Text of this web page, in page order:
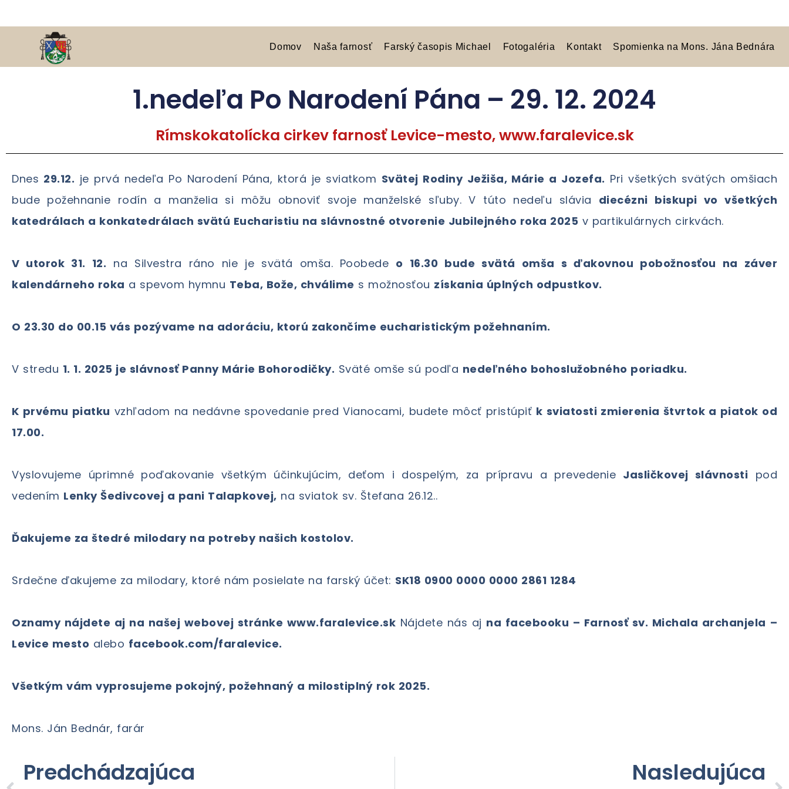
Domov Naša farnosť Farský časopis Michael Fotogaléria Kontakt Spomienka na Mons. Jána Bednára
1.nedeľa Po Narodení Pána – 29. 12. 2024
Rímskokatolícka cirkev farnosť Levice-mesto, www.faralevice.sk
Dnes 29.12. je prvá nedeľa Po Narodení Pána, ktorá je sviatkom Svätej Rodiny Ježiša, Márie a Jozefa. Pri všetkých svätých omšiach
bude požehnanie rodín a manželia si môžu obnoviť svoje manželské sľuby. V túto nedeľu slávia diecézni biskupi vo všetkých
katedrálach a konkatedrálach svätú Eucharistiu na slávnostné otvorenie Jubilejného roka 2025 v partikulárnych cirkvách.
V utorok 31. 12. na Silvestra ráno nie je svätá omša. Poobede o 16.30 bude svätá omša s ďakovnou pobožnosťou na záver
kalendárneho roka a spevom hymnu Teba, Bože, chválime s možnosťou získania úplných odpustkov.
O 23.30 do 00.15 vás pozývame na adoráciu, ktorú zakončíme eucharistickým požehnaním.
V stredu 1. 1. 2025 je slávnosť Panny Márie Bohorodičky. Sväté omše sú podľa nedeľného bohoslužobného poriadku.
K prvému piatku vzhľadom na nedávne spovedanie pred Vianocami, budete môcť pristúpiť k sviatosti zmierenia štvrtok a piatok od
17.00.
Vyslovujeme úprimné poďakovanie všetkým účinkujúcim, deťom i dospelým, za prípravu a prevedenie Jasličkovej slávnosti pod
vedením Lenky Šedivcovej a pani Talapkovej, na sviatok sv. Štefana 26.12..
Ďakujeme za štedré milodary na potreby našich kostolov.
Srdečne ďakujeme za milodary, ktoré nám posielate na farský účet: SK18 0900 0000 0000 2861 1284
Oznamy nájdete aj na našej webovej stránke www.faralevice.sk Nájdete nás aj na facebooku – Farnosť sv. Michala archanjela –
Levice mesto alebo facebook.com/faralevice.
Všetkým vám vyprosujeme pokojný, požehnaný a milostiplný rok 2025.
Mons. Ján Bednár, farár
Predchádzajúca Nasledujúca